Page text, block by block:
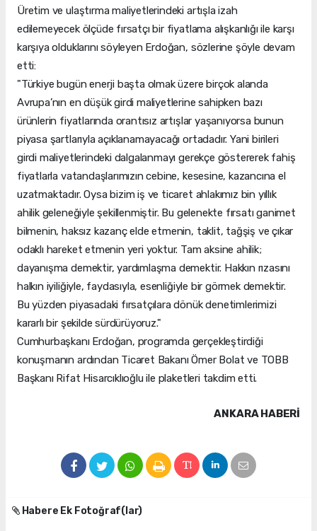
Üretim ve ulaştırma maliyetlerindeki artışla izah
edilemeyecek ölçüde fırsatçı bir fiyatlama alışkanlığı ile karşı
karşıya olduklarını söyleyen Erdoğan, sözlerine şöyle devam
etti:
"Türkiye bugün enerji başta olmak üzere birçok alanda
Avrupa’nın en düşük girdi maliyetlerine sahipken bazı
ürünlerin fiyatlarında orantısız artışlar yaşanıyorsa bunun
piyasa şartlarıyla açıklanamayacağı ortadadır. Yani birileri
girdi maliyetlerindeki dalgalanmayı gerekçe göstererek fahiş
fiyatlarla vatandaşlarımızın cebine, kesesine, kazancına el
uzatmaktadır. Oysa bizim iş ve ticaret ahlakımız bin yıllık
ahilik geleneğiyle şekillenmiştir. Bu gelenekte fırsatı ganimet
bilmenin, haksız kazanç elde etmenin, taklit, tağşiş ve çıkar
odaklı hareket etmenin yeri yoktur. Tam aksine ahilik;
dayanışma demektir, yardımlaşma demektir. Hakkın rızasını
halkın iyiliğiyle, faydasıyla, esenliğiyle bir görmek demektir.
Bu yüzden piyasadaki fırsatçılara dönük denetimlerimizi
kararlı bir şekilde sürdürüyoruz."
Cumhurbaşkanı Erdoğan, programda gerçekleştirdiği
konuşmanın ardından Ticaret Bakanı Ömer Bolat ve TOBB
Başkanı Rifat Hisarcıklıoğlu ile plaketleri takdim etti.
ANKARA HABERİ
Habere Ek Fotoğraf(lar)